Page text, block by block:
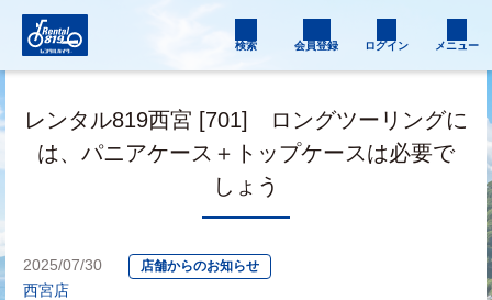
検索 会員登録 ログイン メニュー
レンタル819西宮 [701] ロングツーリングに
は、パニアケース＋トップケースは必要で
しょう
2025/07/30 店舗からのお知らせ
西宮店